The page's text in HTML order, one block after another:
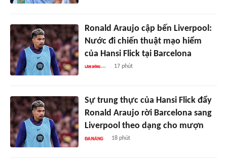
Ronald Araujo cập bến Liverpool:
Nước đi chiến thuật mạo hiểm
của Hansi Flick tại Barcelona
17 phút
Sự trung thực của Hansi Flick đẩy
Ronald Araujo rời Barcelona sang
Liverpool theo dạng cho mượn
18 phút